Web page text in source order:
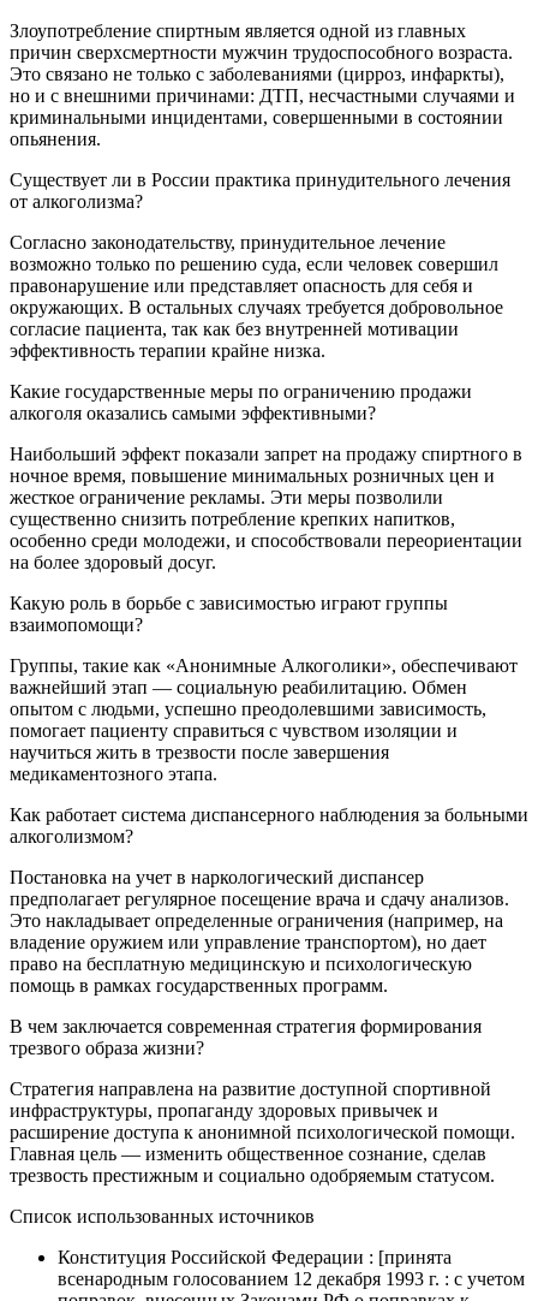
Злоупотребление спиртным является одной из главных
причин сверхсмертности мужчин трудоспособного возраста.
Это связано не только с заболеваниями (цирроз, инфаркты),
но и с внешними причинами: ДТП, несчастными случаями и
криминальными инцидентами, совершенными в состоянии
опьянения.
Существует ли в России практика принудительного лечения
от алкоголизма?
Согласно законодательству, принудительное лечение
возможно только по решению суда, если человек совершил
правонарушение или представляет опасность для себя и
окружающих. В остальных случаях требуется добровольное
согласие пациента, так как без внутренней мотивации
эффективность терапии крайне низка.
Какие государственные меры по ограничению продажи
алкоголя оказались самыми эффективными?
Наибольший эффект показали запрет на продажу спиртного в
ночное время, повышение минимальных розничных цен и
жесткое ограничение рекламы. Эти меры позволили
существенно снизить потребление крепких напитков,
особенно среди молодежи, и способствовали переориентации
на более здоровый досуг.
Какую роль в борьбе с зависимостью играют группы
взаимопомощи?
Группы, такие как «Анонимные Алкоголики», обеспечивают
важнейший этап — социальную реабилитацию. Обмен
опытом с людьми, успешно преодолевшими зависимость,
помогает пациенту справиться с чувством изоляции и
научиться жить в трезвости после завершения
медикаментозного этапа.
Как работает система диспансерного наблюдения за больными
алкоголизмом?
Постановка на учет в наркологический диспансер
предполагает регулярное посещение врача и сдачу анализов.
Это накладывает определенные ограничения (например, на
владение оружием или управление транспортом), но дает
право на бесплатную медицинскую и психологическую
помощь в рамках государственных программ.
В чем заключается современная стратегия формирования
трезвого образа жизни?
Стратегия направлена на развитие доступной спортивной
инфраструктуры, пропаганду здоровых привычек и
расширение доступа к анонимной психологической помощи.
Главная цель — изменить общественное сознание, сделав
трезвость престижным и социально одобряемым статусом.
Список использованных источников
Конституция Российской Федерации : [принята
всенародным голосованием 12 декабря 1993 г. : с учетом